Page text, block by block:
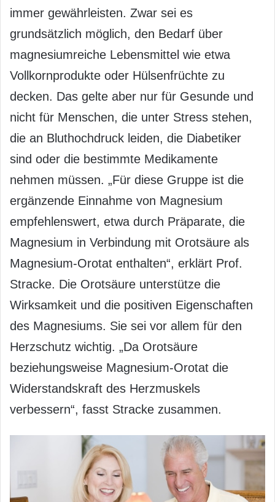
immer gewährleisten. Zwar sei es
grundsätzlich möglich, den Bedarf über
magnesiumreiche Lebensmittel wie etwa
Vollkornprodukte oder Hülsenfrüchte zu
decken. Das gelte aber nur für Gesunde und
nicht für Menschen, die unter Stress stehen,
die an Bluthochdruck leiden, die Diabetiker
sind oder die bestimmte Medikamente
nehmen müssen. „Für diese Gruppe ist die
ergänzende Einnahme von Magnesium
empfehlenswert, etwa durch Präparate, die
Magnesium in Verbindung mit Orotsäure als
Magnesium-Orotat enthalten“, erklärt Prof.
Stracke. Die Orotsäure unterstütze die
Wirksamkeit und die positiven Eigenschaften
des Magnesiums. Sie sei vor allem für den
Herzschutz wichtig. „Da Orotsäure
beziehungsweise Magnesium-Orotat die
Widerstandskraft des Herzmuskels
verbessern“, fasst Stracke zusammen.